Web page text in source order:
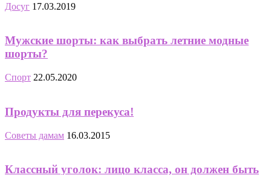
Досуг 17.03.2019
Мужские шорты: как выбрать летние модные
шорты?
Спорт 22.05.2020
Продукты для перекуса!
Советы дамам 16.03.2015
Классный уголок: лицо класса, он должен быть